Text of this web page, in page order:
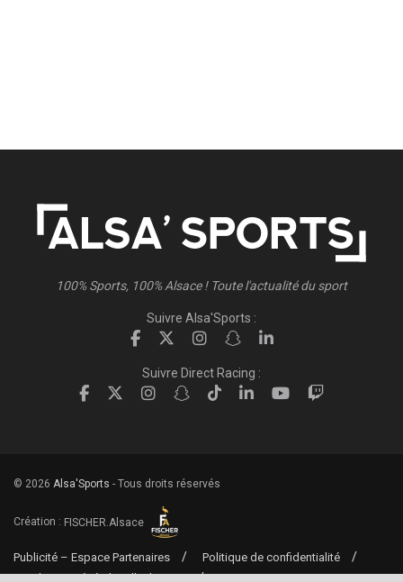
100% Sports, 100% Alsace ! Toute l'actualité du sport
Suivre Alsa'Sports :
Suivre Direct Racing :
© 2026 Alsa'Sports - Tous droits réservés
Création : FISCHER.Alsace
Publicité – Espace Partenaires
Politique de confidentialité
Conditions générales d’utilisation